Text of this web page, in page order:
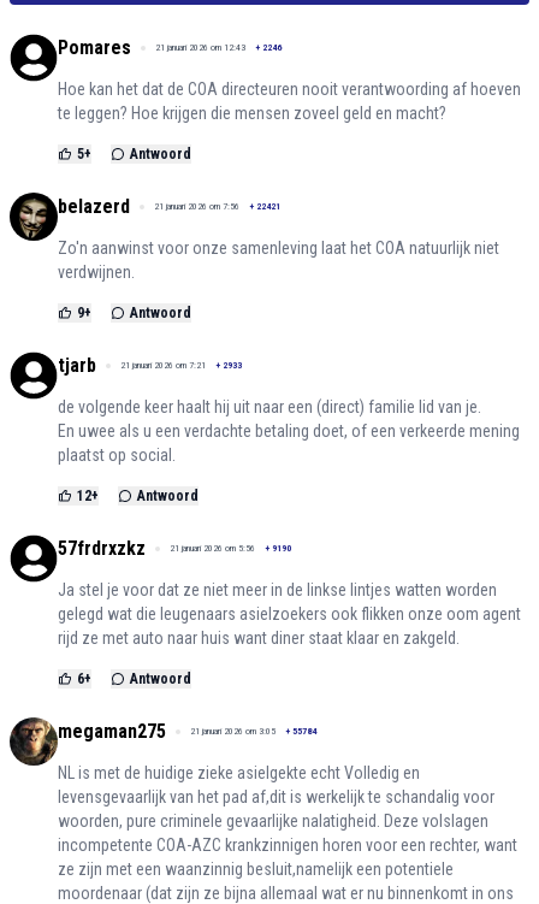
Pomares 21 januari 2026 om 12:43 + 2246
Hoe kan het dat de COA directeuren nooit verantwoording af hoeven
te leggen? Hoe krijgen die mensen zoveel geld en macht?
5+ Antwoord
belazerd 21 januari 2026 om 7:56 + 22421
Zo'n aanwinst voor onze samenleving laat het COA natuurlijk niet
verdwijnen.
9+ Antwoord
tjarb 21 januari 2026 om 7:21 + 2933
de volgende keer haalt hij uit naar een (direct) familie lid van je.
En uwee als u een verdachte betaling doet, of een verkeerde mening
plaatst op social.
12+ Antwoord
57frdrxzkz 21 januari 2026 om 5:56 + 9190
Ja stel je voor dat ze niet meer in de linkse lintjes watten worden
gelegd wat die leugenaars asielzoekers ook flikken onze oom agent
rijd ze met auto naar huis want diner staat klaar en zakgeld.
6+ Antwoord
megaman275 21 januari 2026 om 3:05 + 55784
NL is met de huidige zieke asielgekte echt Volledig en
levensgevaarlijk van het pad af,dit is werkelijk te schandalig voor
woorden, pure criminele gevaarlijke nalatigheid. Deze volslagen
incompetente COA-AZC krankzinnigen horen voor een rechter, want
ze zijn met een waanzinnig besluit,namelijk een potentiele
moordenaar (dat zijn ze bijna allemaal wat er nu binnenkomt in ons